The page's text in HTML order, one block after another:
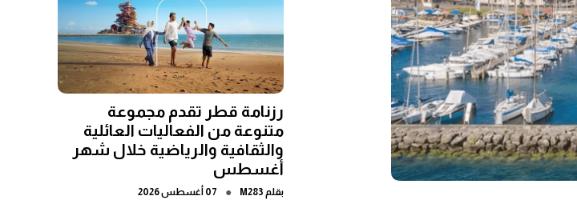
رزنامة قطر تقدم مجموعة
متنوعة من الفعاليات العائلية
والثقافية والرياضية خلال شهر
أغسطس
بقلم M283
● 07 أغسطس 2026